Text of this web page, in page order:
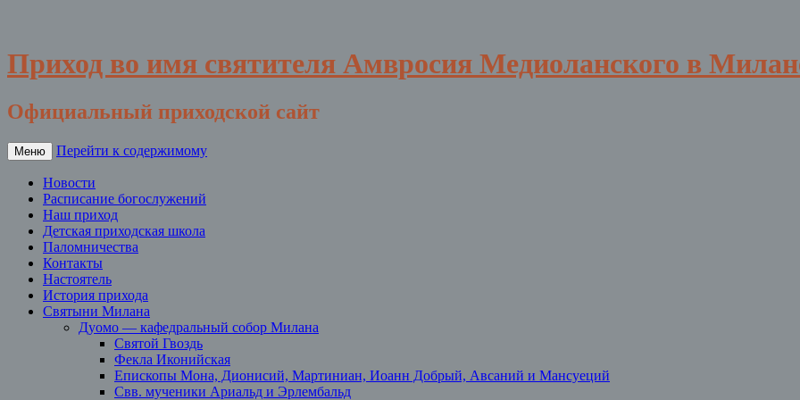
Приход во имя святителя Амвросия Медиоланского в
Официальный приходской сайт
Меню Перейти к содержимому
Новости
Расписание богослужений
Наш приход
Детская приходская школа
Паломничества
Контакты
Настоятель
История прихода
Святыни Милана
Дуомо — кафедральный собор Милана
Святой Гвоздь
Фекла Иконийская
Епископы Мона, Дионисий, Мартиниан, Иоанн Добрый, Авсаний и Мансуеций
Свв. мученики Ариальд и Эрлембальд